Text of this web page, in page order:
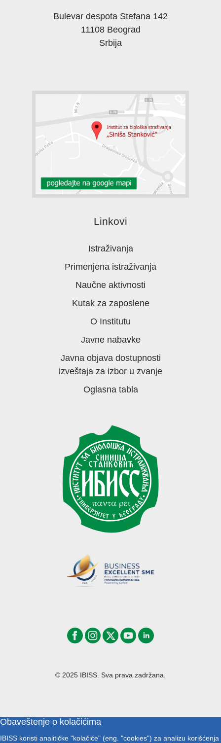
Bulevar despota Stefana 142
11108 Beograd
Srbija
Linkovi
Istraživanja
Primenjena istraživanja
Naučne aktivnosti
Kutak za zaposlene
O Institutu
Javne nabavke
Javna objava dostupnosti
izveštaja za izbor u zvanje
Oglasna tabla
© 2025 IBISS. Sva prava zadržana.
Obaveštenje o kolačićima
IBISS koristi analitičke "kolačiće" (eng. "cookies") za analizu korišćenja